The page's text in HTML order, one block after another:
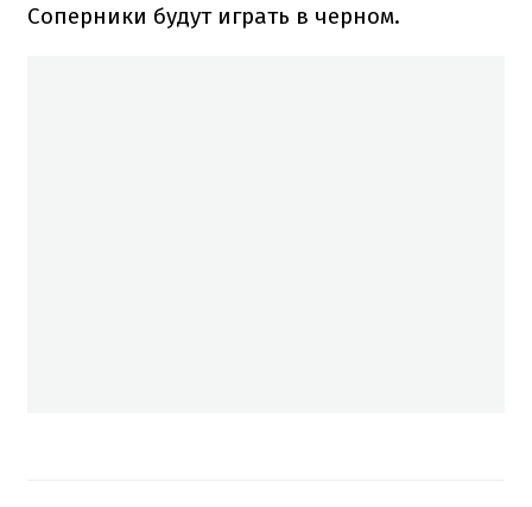
Соперники будут играть в черном.